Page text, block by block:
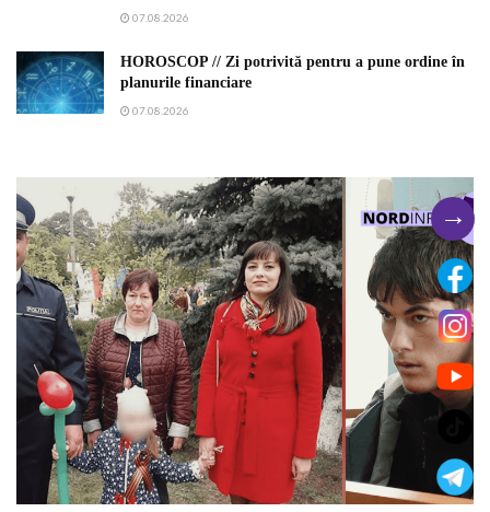
07.08.2026
HOROSCOP // Zi potrivită pentru a pune ordine în
planurile financiare
07.08.2026
→